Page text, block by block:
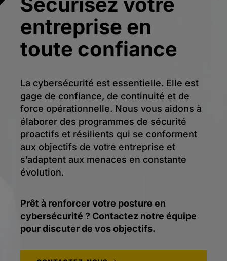
entreprise en
toute confiance
La cybersécurité est essentielle. Elle est
gage de confiance, de continuité et de
force opérationnelle. Nous vous aidons à
élaborer des programmes de sécurité
proactifs et résilients qui se conforment
aux objectifs de votre entreprise et
s’adaptent aux menaces en constante
évolution.
Prêt à renforcer votre posture en
cybersécurité ? Contactez notre équipe
pour discuter de vos objectifs.